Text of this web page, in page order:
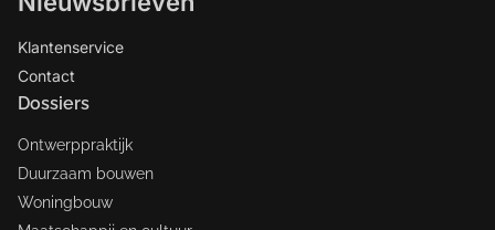
Klantenservice
Contact
Dossiers
Ontwerppraktijk
Duurzaam bouwen
Woningbouw